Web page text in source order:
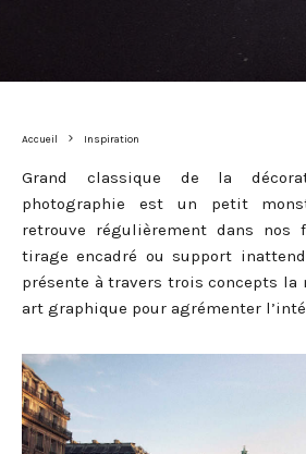
Accueil Inspiration
Grand classique de la
photographie est un petit
retrouve régulièrement dans nos
tirage encadré ou support
présente à travers trois concepts la
art graphique pour agrémenter